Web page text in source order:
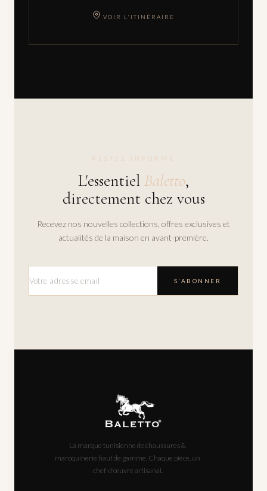
VOIR L'ITINÉRAIRE
RESTEZ INFORMÉ
L'essentiel Baletto,
directement chez vous
Recevez nos nouvelles collections, offres exclusives et
actualités de la maison en avant-première.
S'ABONNER
La marque tunisienne de chaussures &
maroquinerie haut de gamme. Chaque pièce, un
chef-d'œuvre artisanal.